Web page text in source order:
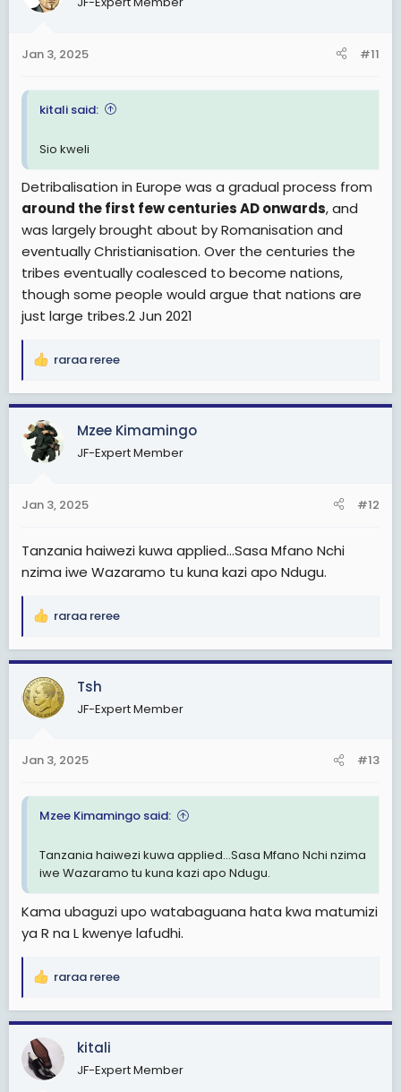
i
s
Jan 3, 2025 #11
kitali said:
Sio kweli
Detribalisation in Europe was a gradual process from
around the first few centuries AD onwards, and
was largely brought about by Romanisation and
eventually Christianisation. Over the centuries the
tribes eventually coalesced to become nations,
though some people would argue that nations are
just large tribes.2 Jun 2021
R
a
c
t
i
s
raraa reree
Mzee Kimamingo
JF-Expert Member
Jan 3, 2025 #12
Tanzania haiwezi kuwa applied...Sasa Mfano Nchi
nzima iwe Wazaramo tu kuna kazi apo Ndugu.
R
a
c
t
i
s
raraa reree
Tsh
JF-Expert Member
Jan 3, 2025 #13
Mzee Kimamingo said:
Tanzania haiwezi kuwa applied...Sasa Mfano Nchi nzima
iwe Wazaramo tu kuna kazi apo Ndugu.
Kama ubaguzi upo watabaguana hata kwa matumizi
ya R na L kwenye lafudhi.
R
a
c
t
i
raraa reree
kitali
JF-Expert Member